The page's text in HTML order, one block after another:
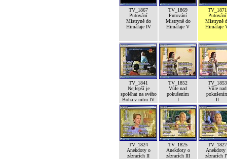
TV_1867
Putování
Mistryně do
Himálaje IV
TV_1869
Putování
Mistryně do
Himálaje V
TV_1871
Putování
Mistryně
Himálaje
TV_1841
Nejlepší je
spoléhat na svého
Boha v nitru IV
TV_1852
Vůle nad
pokušením
I
TV_1853
Vůle nad
II
TV_1824
Anekdoty o
zázracích II
TV_1825
Anekdoty o
zázracích III
TV_1827
Anekdoty
zázracích